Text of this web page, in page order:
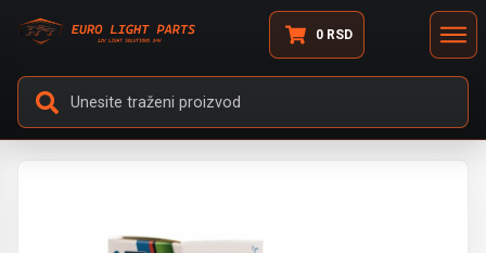
0 RSD